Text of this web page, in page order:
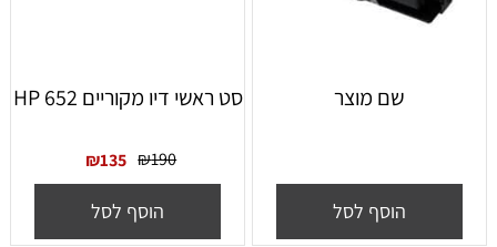
שם מוצר
הוסף לסל
סט ראשי דיו מקוריים HP 652
₪190
₪135
הוסף לסל